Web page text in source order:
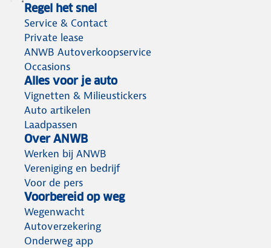
Regel het snel
Service & Contact
Private lease
ANWB Autoverkoopservice
Occasions
Alles voor je auto
Vignetten & Milieustickers
Auto artikelen
Laadpassen
Over ANWB
Werken bij ANWB
Vereniging en bedrijf
Voor de pers
Voorbereid op weg
Wegenwacht
Autoverzekering
Onderweg app